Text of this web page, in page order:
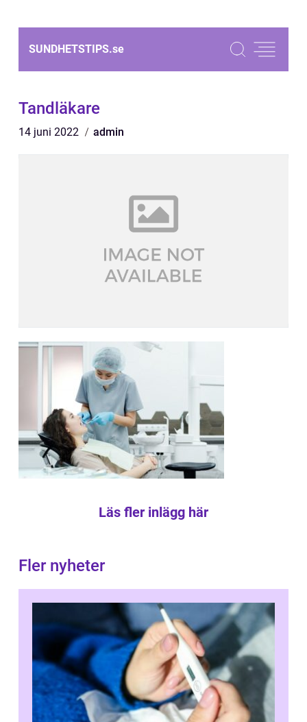
SUNDHETSTIPS.se
Tandläkare
14 juni 2022 admin
Läs fler inlägg här
Fler nyheter